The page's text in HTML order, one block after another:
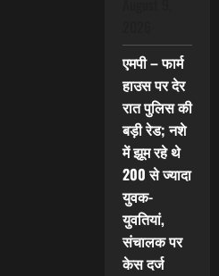
एमपी – फार्म
हाउस पर देर
रात पुलिस की
बड़ी रेड; नशे
में झूम रहे थे
200 से ज्यादा
युवक-
युवतियां,
संचालक पर
केस दर्ज